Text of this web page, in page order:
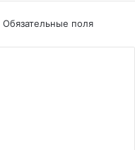
Обязательные поля